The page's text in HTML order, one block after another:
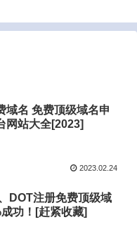
域名 免费顶级域名申
网站大全[2023]
2023.02.24
DOT注册免费顶级域
功！[赶紧收藏]